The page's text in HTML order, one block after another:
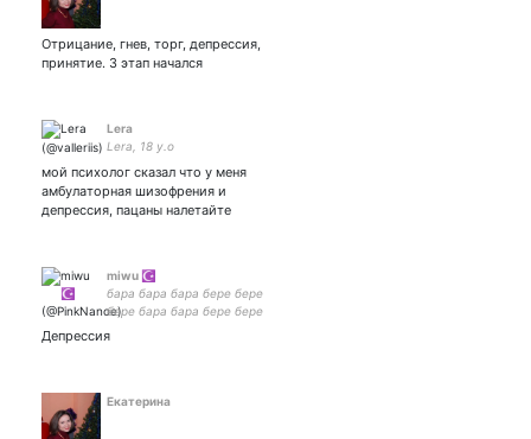
Отрицание, гнев, торг, депрессия,
принятие. 3 этап начался
Lera
Lera, 18 y.o
мой психолог сказал что у меня
амбулаторная шизофрения и
депрессия, пацаны налетайте
miwu ☪️
бара бара бара бере бере
бере бара бара бере бере
Депрессия
Екатерина